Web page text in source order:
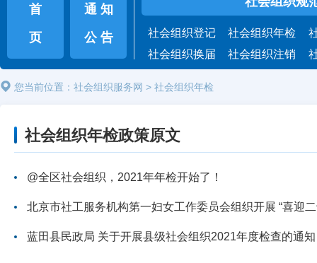
首
页
通 知
公 告
社会组织登记 社会组织年检
社会组织换届
社会组织注销
您当前位置： 社会组织服务网 > 社会组织年检
社会组织年检政策原文
@全区社会组织，2021年年检开始了！
北京市社工服务机构第一妇女工作委员会组织开展 “喜迎二十大 品传统文化
蓝田县民政局 关于开展县级社会组织2021年度检查的通知